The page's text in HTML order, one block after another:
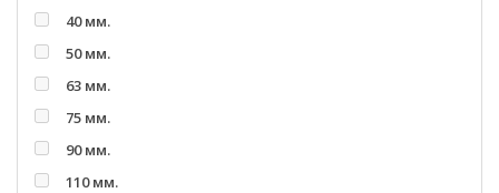
40 мм.
50 мм.
63 мм.
75 мм.
90 мм.
110 мм.